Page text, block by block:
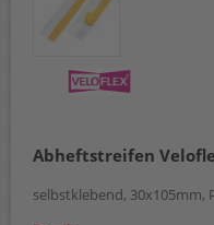
Abheftstreifen
selbstklebend, 30x105mm,